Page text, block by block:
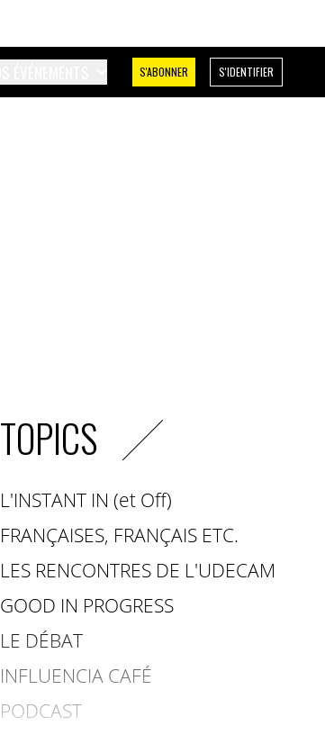
S'ABONNER S'IDENTIFIER
TOPICS
L'INSTANT IN (et Off)
FRANÇAISES, FRANÇAIS ETC.
LES RENCONTRES DE L'UDECAM
GOOD IN PROGRESS
LE DÉBAT
INFLUENCIA CAFÉ
PODCAST